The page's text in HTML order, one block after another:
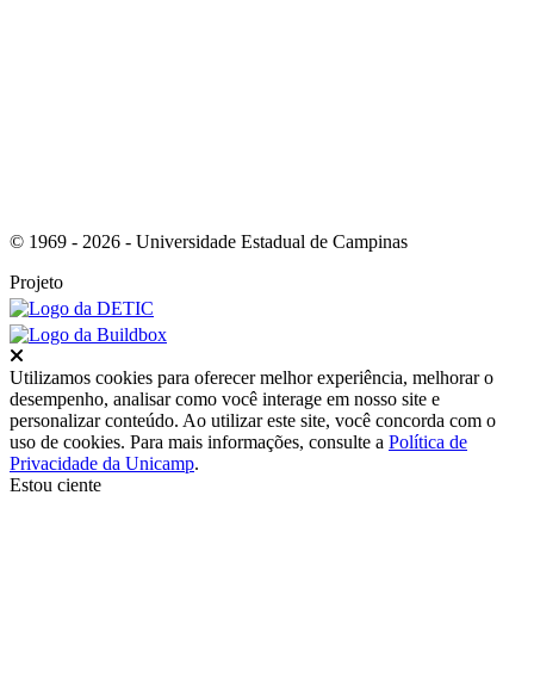
© 1969 - 2026 - Universidade Estadual de Campinas
Projeto
Utilizamos cookies para oferecer melhor experiência, melhorar o
desempenho, analisar como você interage em nosso site e
personalizar conteúdo. Ao utilizar este site, você concorda com o
uso de cookies. Para mais informações, consulte a Política de
Privacidade da Unicamp.
Estou ciente